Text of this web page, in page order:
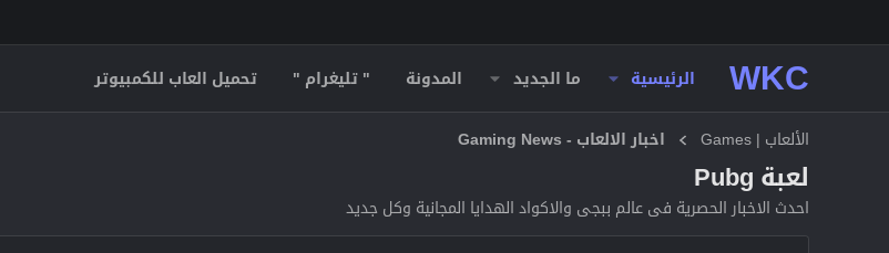
WKC الرئيسية ما الجديد المدونة " تليغرام " تحميل العاب للكمبيوتر
الألعاب | Games اخبار الالعاب - Gaming News
لعبة Pubg
احدث الاخبار الحصرية فى عالم ببجى والاكواد الهدايا المجانية وكل جديد